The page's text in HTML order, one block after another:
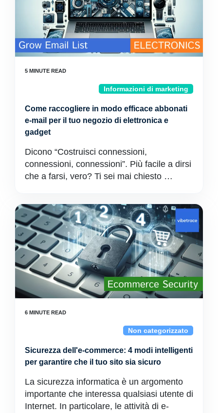
Informazioni di marketing
Come raccogliere in modo efficace abbonati
e-mail per il tuo negozio di elettronica e
gadget
Dicono “Costruisci connessioni,
connessioni, connessioni”. Più facile a dirsi
che a farsi, vero? Ti sei mai chiesto …
Non categorizzato
Sicurezza dell'e-commerce: 4 modi intelligenti
per garantire che il tuo sito sia sicuro
La sicurezza informatica è un argomento
importante che interessa qualsiasi utente di
Internet. In particolare, le attività di e-